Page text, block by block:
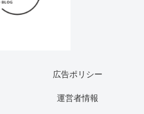
広告ポリシー
運営者情報